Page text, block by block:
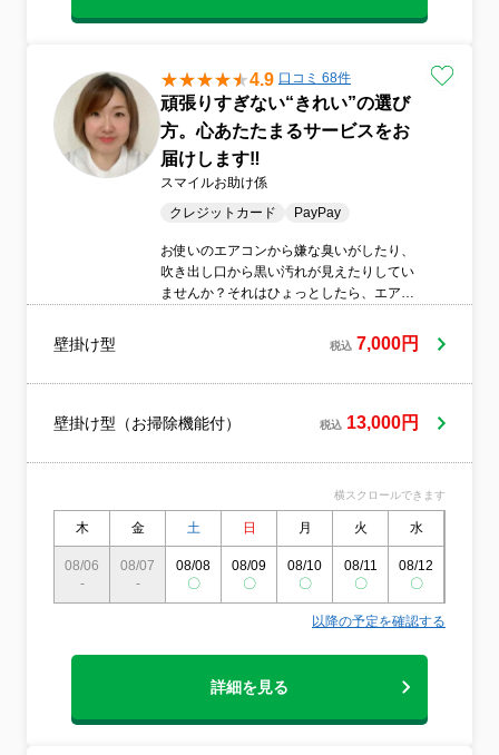
4.9 口コミ 68件
頑張りすぎない“きれい”の選び
方。心あたたまるサービスをお
届けします‼
スマイルお助け係
クレジットカード
PayPay
お使いのエアコンから嫌な臭いがしたり、
吹き出し口から黒い汚れが見えたりしてい
ませんか？それはひょっとしたら、エアコ
かも…？汚れが混ざった空気を吸い続けて
いると、咳などのアレルギー症状が出てし
綺麗にしたい時は、ぜひ弊社にエアコンク
「丁寧」「迅速」を掲げて、体にやさしい
空気を取り戻します。プロの技術によるク
リーニングでエアコン内部を徹底的に綺麗
にして、作業後には見違えるほどのキレイ
さを実感できます！ご希望がございました
ら、作業が終わった後に作業のビフォーア
り除かれて綺麗になったエアコンのクリー
ニング前後のお写真をご覧いただければ、
た！」と実感していただけると思います＾
＾
壁掛け型 税込 7,000円
壁掛け型（お掃除機能付） 税込 13,000円
横スクロールできます
木 金 土 日 月 火 水
08/06
-
08/07
-
08/08
〇
08/09
〇
08/10
〇
08/11
〇
08/12
〇
以降の予定を確認する
詳細を見る